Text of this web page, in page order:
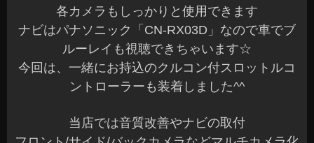
各カメラもしっかりと使用できます
ナビはパナソニック「CN-RX03D」なので車でブ
ルーレイも視聴できちゃいます☆
今回は、一緒にお持込のクルコン付スロットルコ
ントローラーも装着しました^^
当店では音質改善やナビの取付